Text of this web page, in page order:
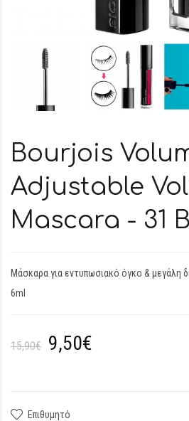
Bourjois
Adjustable
Mascara - 31
Μάσκαρα για εντυπωσιακό όγκο & μεγάλη
6ml
15,90€ 9,50€
Επιθυμητό